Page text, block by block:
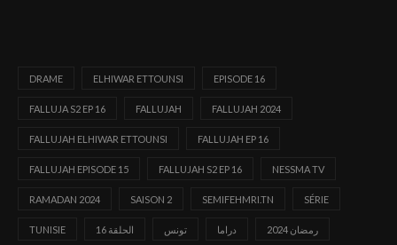
DRAME ELHIWAR ETTOUNSI EPISODE 16
FALLUJA S2 EP 16 FALLUJAH FALLUJAH 2024
FALLUJAH ELHIWAR ETTOUNSI FALLUJAH EP 16
FALLUJAH EPISODE 15 FALLUJAH S2 EP 16 NESSMA TV
RAMADAN 2024 SAISON 2 SEMIFEHMRI.TN SÉRIE
TUNISIE الحلقة 16 تونس دراما رمضان 2024